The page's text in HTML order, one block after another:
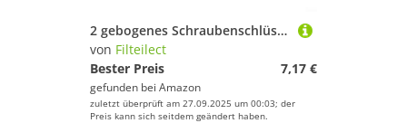
2 gebogenes Schraubenschlüssel-Set, 4 mm und Tx15 Schraubenschlüssel-Werkzeug für Fahrradwartung, Anpassung für Fenster aus Edelstahl für Sechskant- und Türanpassungen
von Filteilect
Bester Preis
7,17 €
gefunden bei Amazon
zuletzt überprüft am 27.09.2025 um 00:03; der
Preis kann sich seitdem geändert haben.